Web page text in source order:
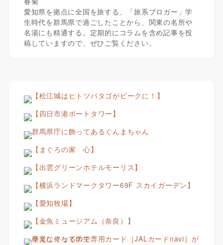
愛知県を拠点に全国を旅する、「旅系ブロガー」学
生時代を群馬県で過ごしたことから、関東の名所や
名湯にも精通する。定期的にコラムを含め記事を投
稿していますので、ぜひご覧ください。